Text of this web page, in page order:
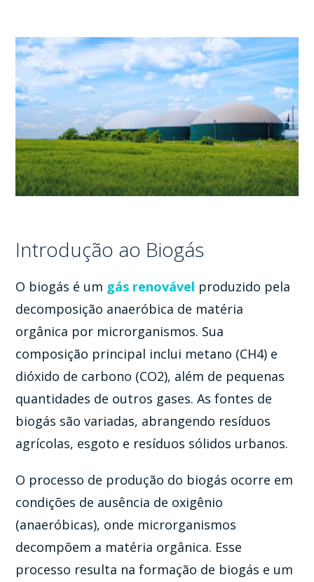
Introdução ao Biogás
O biogás é um gás renovável produzido pela
decomposição anaeróbica de matéria
orgânica por microrganismos. Sua
composição principal inclui metano (CH4) e
dióxido de carbono (CO2), além de pequenas
quantidades de outros gases. As fontes de
biogás são variadas, abrangendo resíduos
agrícolas, esgoto e resíduos sólidos urbanos.
O processo de produção do biogás ocorre em
condições de ausência de oxigênio
(anaeróbicas), onde microrganismos
decompõem a matéria orgânica. Esse
processo resulta na formação de biogás e um